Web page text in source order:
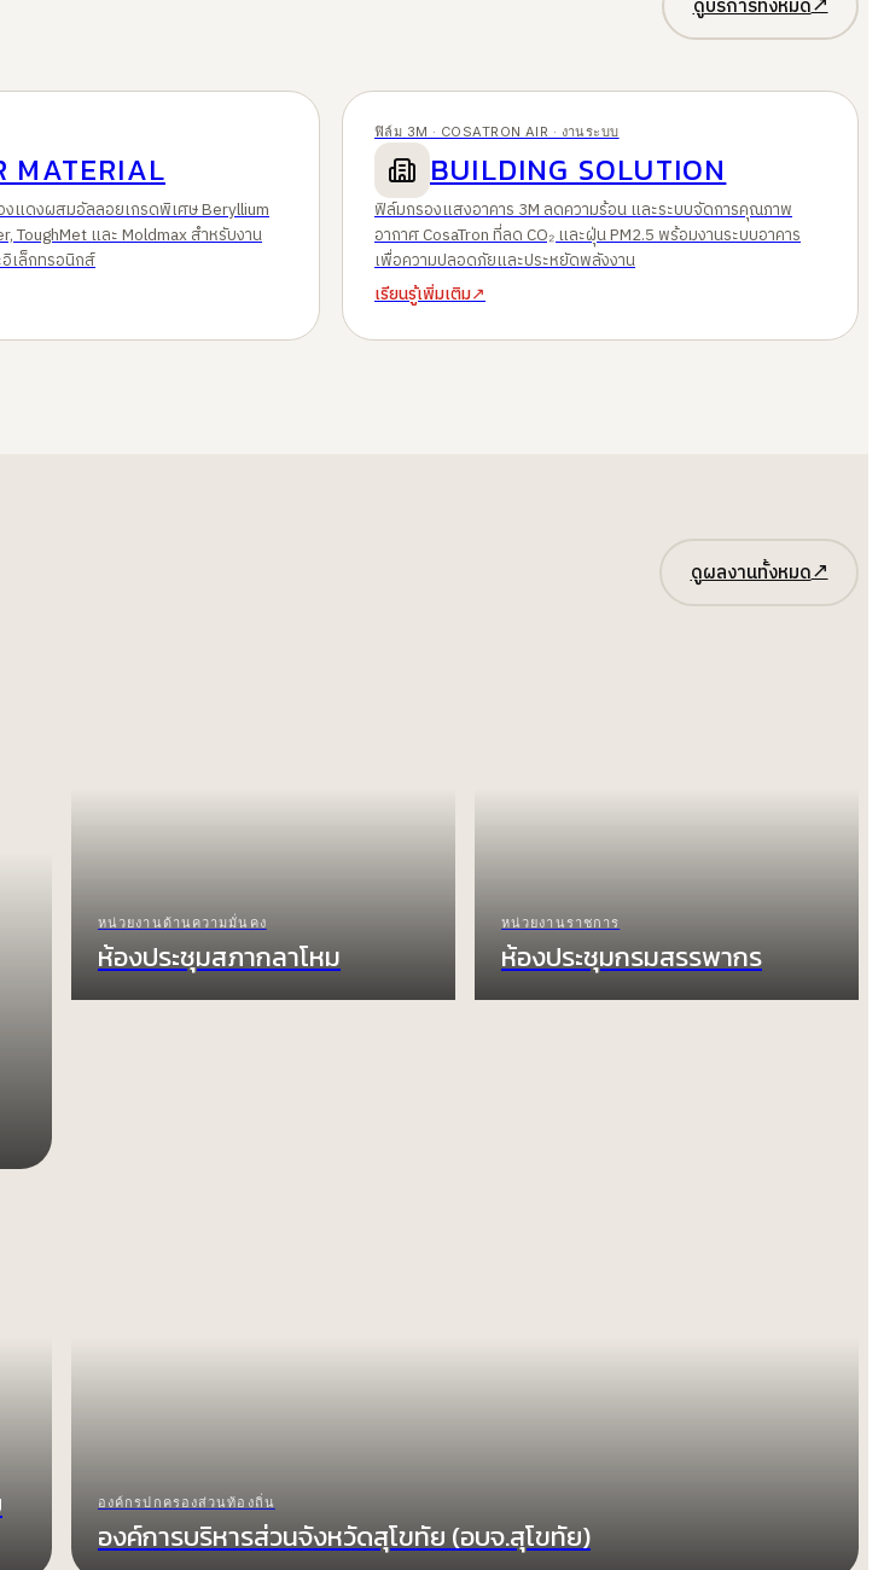
ดูบริการทั้งหมด
MATERIAL
งแดงผสมอัลลอยเกรดพิเศษ Beryllium
ToughMet และ Moldmax สำหรับงาน
เล็กทรอนิกส์
ฟิล์ม 3M · COSATRON AIR · งานระบบ
BUILDING SOLUTION
ฟิล์มกรองแสงอาคาร 3M ลดความร้อน และระบบจัดการคุณภาพ
อากาศ CosaTron ที่ลด CO₂ และฝุ่น PM2.5 พร้อมงานระบบอาคาร
เพื่อความปลอดภัยและประหยัดพลังงาน
เรียนรู้เพิ่มเติม↗
ดูผลงานทั้งหมด↗
หน่วยงานด้านความมั่นคง
ห้องประชุมสภากลาโหม
หน่วยงานราชการ
ห้องประชุมกรมสรรพากร
องค์กรปกครองส่วนท้องถิ่น
องค์การบริหารส่วนจังหวัดสุโขทัย (อบจ.สุโขทัย)